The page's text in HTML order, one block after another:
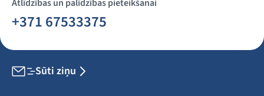
Atlīdzības un palīdzības pieteikšanai
+371 67533375
Sūti ziņu